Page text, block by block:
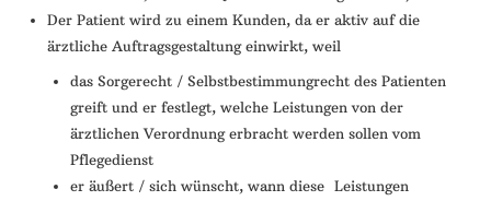
Der Patient wird zu einem Kunden, da er aktiv auf die
ärztliche Auftragsgestaltung einwirkt, weil
das Sorgerecht / Selbstbestimmungrecht des Patienten
greift und er festlegt, welche Leistungen von der
ärztlichen Verordnung erbracht werden sollen vom
Pflegedienst
er äußert / sich wünscht, wann diese Leistungen